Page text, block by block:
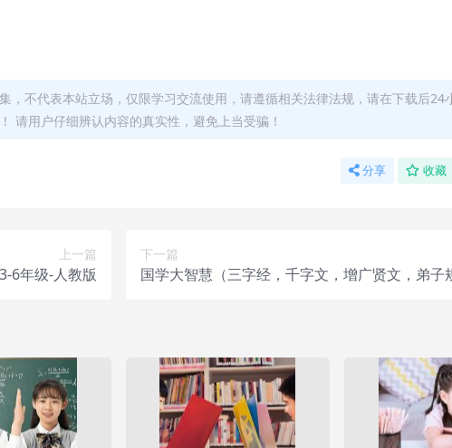
，不代表本站立场，仅限学习交流使用，请遵循相关法律法规，请在下载后24
请用户仔细辨认内容的真实性，避免上当受骗！
分享 收藏
上一篇
6年级-人教版
下一篇
国学大智慧（三字经，千字文，增广贤文，弟子